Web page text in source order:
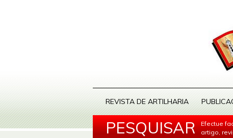
REVISTA DE ARTILHARIA
PESQUISAR
Efectue
artigo,